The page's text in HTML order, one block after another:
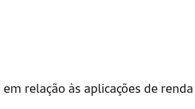
relação às aplicações de renda